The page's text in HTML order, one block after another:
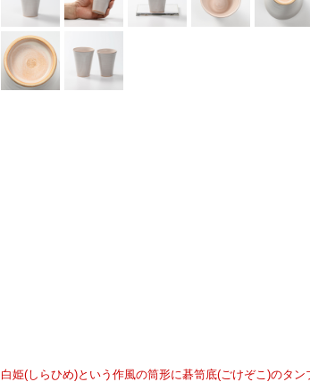
白姫(しらひめ)という作風の筒形に碁笥底(ごけぞこ)のタ